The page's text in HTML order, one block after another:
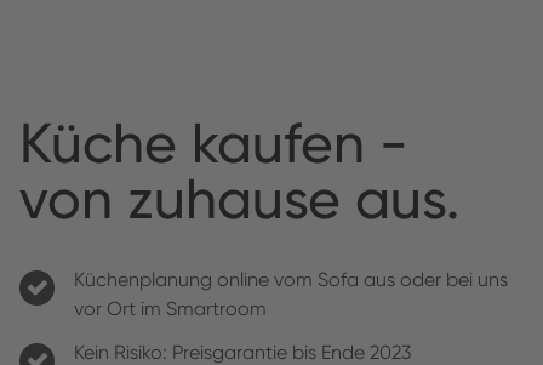
Küche kaufen -
von zuhause aus.
Küchenplanung online vom Sofa aus oder bei uns
vor Ort im Smartroom
Kein Risiko: Preisgarantie bis Ende 2023